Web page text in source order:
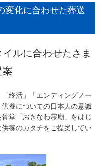
変化に合わせた葬送
ルに合わせたさま
案
終活」「エンディングノー
養についての日本人の意識
堂「おきなわ霊廟」をはじ
養のカタチをご提案してい